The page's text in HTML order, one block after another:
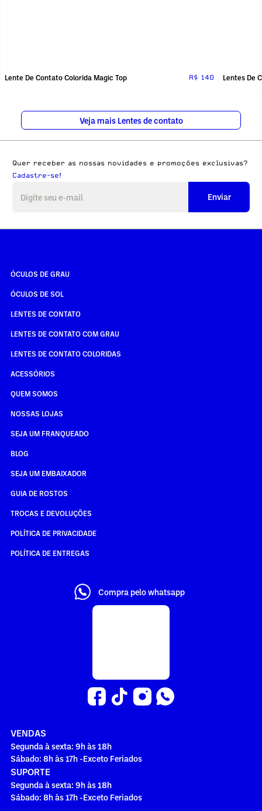
Lente De Contato Colorida Magic Top R$ 140 Lentes De
Veja mais Lentes de contato
Quer receber as nossas novidades e promoções exclusivas?
Cadastre-se!
Enviar
ÓCULOS DE GRAU
ÓCULOS DE SOL
LENTES DE CONTATO
LENTES DE CONTATO COM GRAU
LENTES DE CONTATO COLORIDAS
ACESSÓRIOS
QUEM SOMOS
NOSSAS LOJAS
SEJA UM FRANQUEADO
BLOG
SEJA UM EMBAIXADOR
GUIA DE ROSTOS
TROCAS E DEVOLUÇÕES
POLÍTICA DE PRIVACIDADE
POLÍTICA DE ENTREGAS
Compra pelo whatsapp
VENDAS
Segunda à sexta: 9h às 18h
Sábado: 8h às 17h -Exceto Feriados
SUPORTE
Segunda à sexta: 9h às 18h
Sábado: 8h às 17h -Exceto Feriados